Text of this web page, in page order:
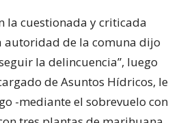
la cuestionada y criticada
de la comuna dijo
la delincuencia”, luego
de Asuntos Hídricos, le
-mediante el sobrevuelo con